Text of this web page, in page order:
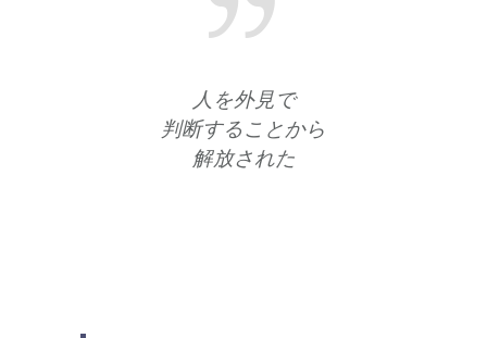
人を外見で
判断することから
解放された